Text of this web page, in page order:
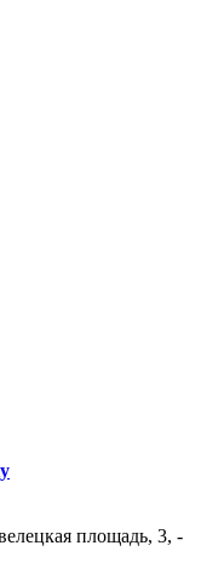
площадь, 3, -